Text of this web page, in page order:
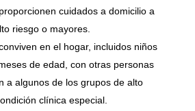
cuidados a domicilio a
riesgo o mayores.
en el hogar, incluidos niños
de edad, con otras personas
a algunos de los grupos de alto
clínica especial.